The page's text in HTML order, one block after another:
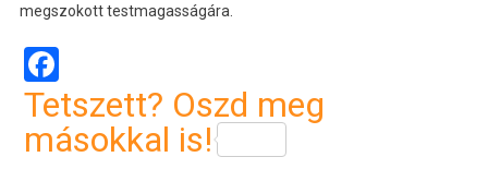
megszokott testmagasságára.
Facebook
Tetszett? Oszd meg
másokkal is!